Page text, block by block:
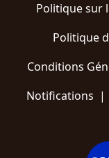
Politique sur
Politique
Conditions
Notifications |